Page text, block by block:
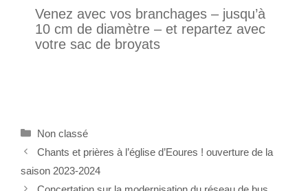
Venez avec vos branchages – jusqu’à
10 cm de diamètre – et repartez avec
votre sac de broyats
Non classé
Chants et prières à l’église d’Eoures ! ouverture de la
saison 2023-2024